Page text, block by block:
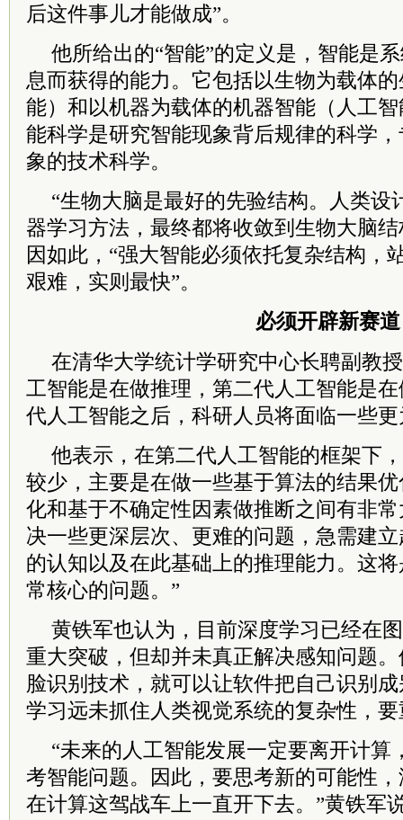
后这件事儿才能做成”。
他所给出的“智能”的定义是，智能是
息而获得的能力。它包括以生物为载体
能）和以机器为载体的机器智能（人工
能科学是研究智能现象背后规律的科学
象的技术科学。
“生物大脑是最好的先验结构。人类设
器学习方法，最终都将收敛到生物大脑
因如此，“强大智能必须依托复杂结构，
艰难，实则最快”。
必须开辟新赛道
在清华大学统计学研究中心长聘副教
工智能是在做推理，第二代人工智能是
代人工智能之后，科研人员将面临一些
他表示，在第二代人工智能的框架下
较少，主要是在做一些基于算法的结果
化和基于不确定性因素做推断之间有非
决一些更深层次、更难的问题，急需建
的认知以及在此基础上的推理能力。这
常核心的问题。”
黄铁军也认为，目前深度学习已经在
重大突破，但却并未真正解决感知问题
脸识别技术，就可以让软件把自己识别
学习远未抓住人类视觉系统的复杂性，
“未来的人工智能发展一定要离开计算
考智能问题。因此，要思考新的可能性
在计算这驾战车上一直开下去。”黄铁军